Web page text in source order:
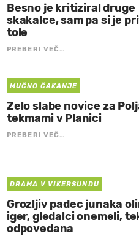
Besno je kritiziral druge
skakalce, sam pa si je
tole
PREBERI VEČ…
MUČNO ČAKANJE
Zelo slabe novice za
tekmami v Planici
PREBERI VEČ…
DRAMA V VIKERSUNDU
Grozljiv padec junaka
iger, gledalci onemeli,
odpovedana